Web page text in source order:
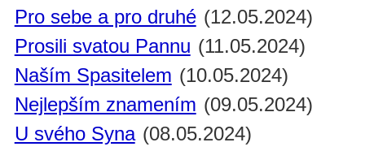
Pro sebe a pro druhé (12.05.2024)
Prosili svatou Pannu (11.05.2024)
Naším Spasitelem (10.05.2024)
Nejlepším znamením (09.05.2024)
U svého Syna (08.05.2024)